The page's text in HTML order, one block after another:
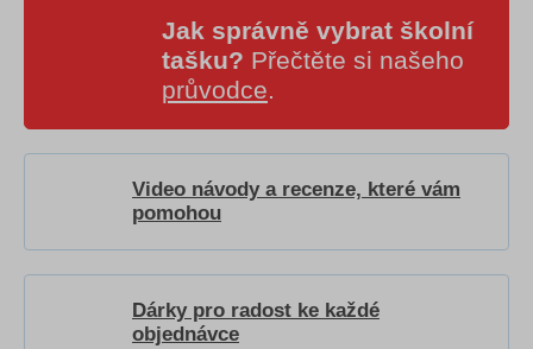
Jak správně vybrat školní
tašku? Přečtěte si našeho
průvodce.
Video návody a recenze, které vám
pomohou
Dárky pro radost ke každé
objednávce